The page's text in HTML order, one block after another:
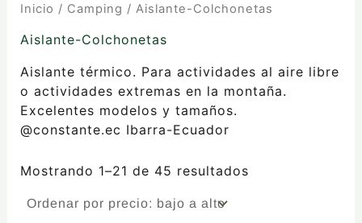
Inicio / Camping / Aislante-Colchonetas
Aislante-Colchonetas
Aislante térmico. Para actividades al aire libre
o actividades extremas en la montaña.
Excelentes modelos y tamaños.
@constante.ec Ibarra-Ecuador
Mostrando 1–21 de 45 resultados